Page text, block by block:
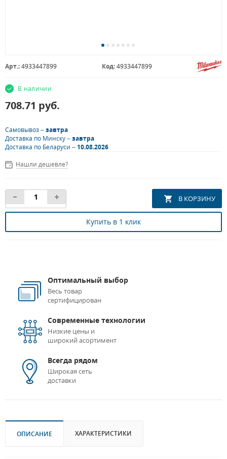
Арт.:4933447899 Код:4933447899
В наличии
708.71 руб.
Самовывоз –завтра
Доставка по Минску –завтра
Доставка по Беларуси –10.08.2026
Нашли дешевле?
Купить в 1 клик
Оптимальный выбор
Весь товар
сертифицирован
Современные технологии
Низкие цены и
широкий асортимент
Всегда рядом
Широкая сеть
доставки
ОПИСАНИЕ ХАРАКТЕРИСТИКИ